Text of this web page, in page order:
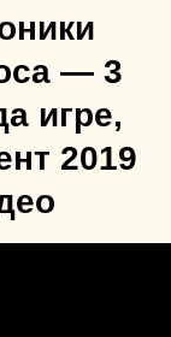
— 3
игре,
2019